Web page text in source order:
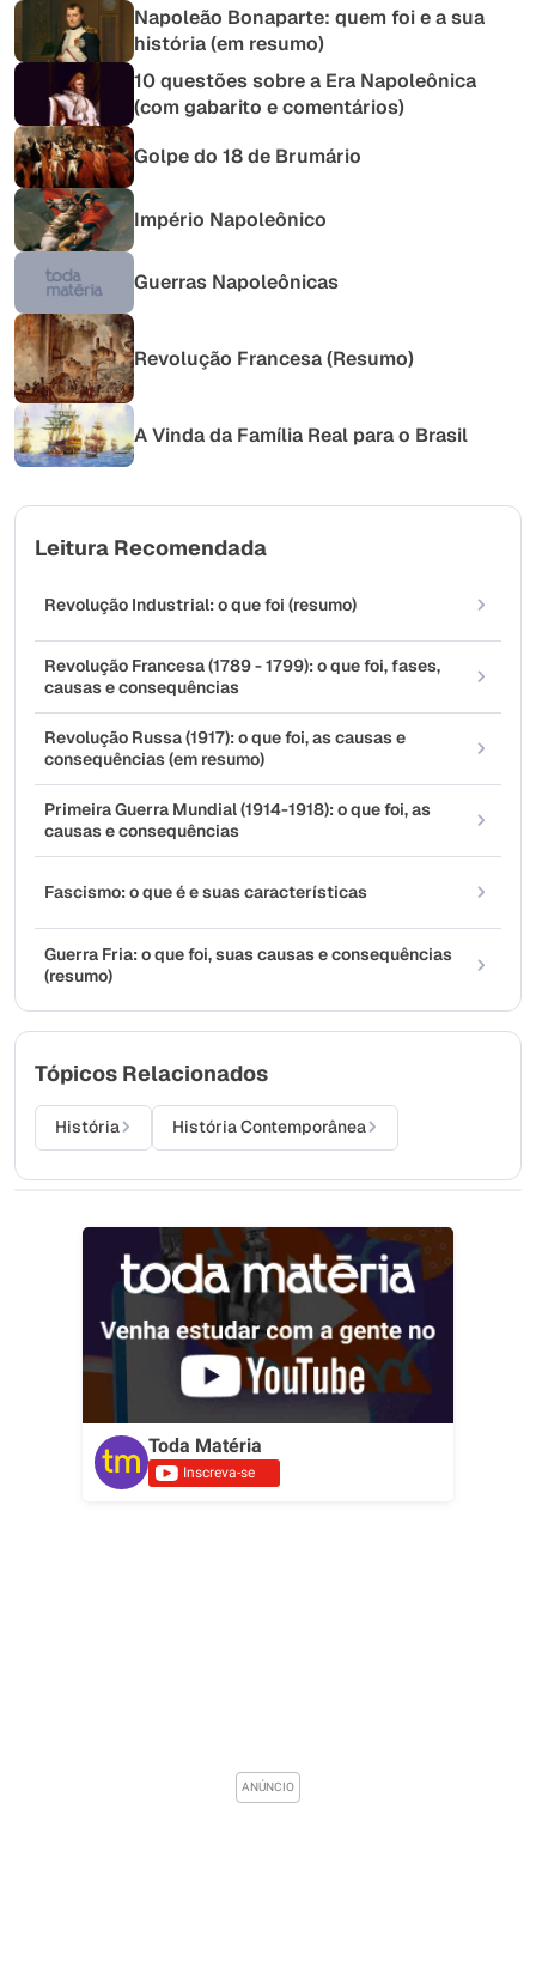
Napoleão Bonaparte: quem foi e a sua
história (em resumo)
10 questões sobre a Era Napoleônica
(com gabarito e comentários)
Golpe do 18 de Brumário
Império Napoleônico
Guerras Napoleônicas
Revolução Francesa (Resumo)
A Vinda da Família Real para o Brasil
Leitura Recomendada
Revolução Industrial: o que foi (resumo)
Revolução Francesa (1789 - 1799): o que foi, fases,
causas e consequências
Revolução Russa (1917): o que foi, as causas e
consequências (em resumo)
Primeira Guerra Mundial (1914-1918): o que foi, as
causas e consequências
Fascismo: o que é e suas características
Guerra Fria: o que foi, suas causas e consequências
(resumo)
Tópicos Relacionados
História História Contemporânea
Toda Matéria
Inscreva-se